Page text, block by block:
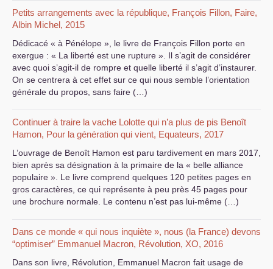
Petits arrangements avec la république, François Fillon, Faire,
Albin Michel, 2015
Dédicacé « à Pénélope », le livre de François Fillon porte en
exergue : « La liberté est une rupture ». Il s’agit de considérer
avec quoi s’agit-il de rompre et quelle liberté il s’agit d’instaurer.
On se centrera à cet effet sur ce qui nous semble l’orientation
générale du propos, sans faire (…)
Continuer à traire la vache Lolotte qui n’a plus de pis Benoît
Hamon, Pour la génération qui vient, Equateurs, 2017
L’ouvrage de Benoît Hamon est paru tardivement en mars 2017,
bien après sa désignation à la primaire de la « belle alliance
populaire ». Le livre comprend quelques 120 petites pages en
gros caractères, ce qui représente à peu près 45 pages pour
une brochure normale. Le contenu n’est pas lui-même (…)
Dans ce monde « qui nous inquiète », nous (la France) devons
“optimiser” Emmanuel Macron, Révolution, XO, 2016
Dans son livre, Révolution, Emmanuel Macron fait usage de